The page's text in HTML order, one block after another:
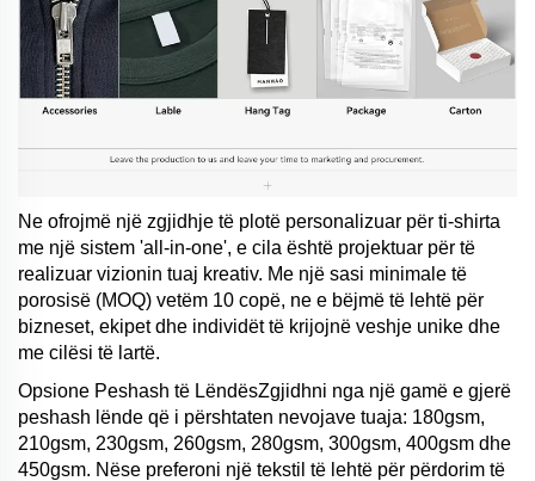
Ne ofrojmë një zgjidhje të plotë personalizuar për ti-shirta
me një sistem 'all-in-one', e cila është projektuar për të
realizuar vizionin tuaj kreativ. Me një sasi minimale të
porosisë (MOQ) vetëm 10 copë, ne e bëjmë të lehtë për
bizneset, ekipet dhe individët të krijojnë veshje unike dhe
me cilësi të lartë.
Opsione Peshash të LëndësZgjidhni nga një gamë e gjerë
peshash lënde që i përshtaten nevojave tuaja: 180gsm,
210gsm, 230gsm, 260gsm, 280gsm, 300gsm, 400gsm dhe
450gsm. Nëse preferoni një tekstil të lehtë për përdorim të